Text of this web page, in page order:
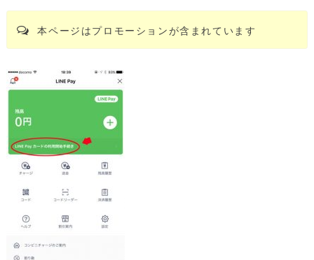
本ページはプロモーションが含まれています